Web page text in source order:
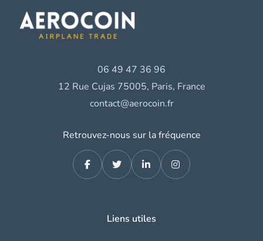
06 49 47 36 96
12 Rue Cujas 75005, Paris, France
contact@aerocoin.fr
Retrouvez-nous sur la fréquence
Liens utiles